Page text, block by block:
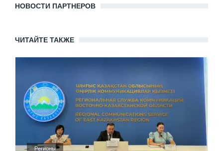
НОВОСТИ ПАРТНЕРОВ
ЧИТАЙТЕ ТАКЖЕ
Регионы